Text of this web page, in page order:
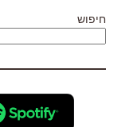
חיפוש